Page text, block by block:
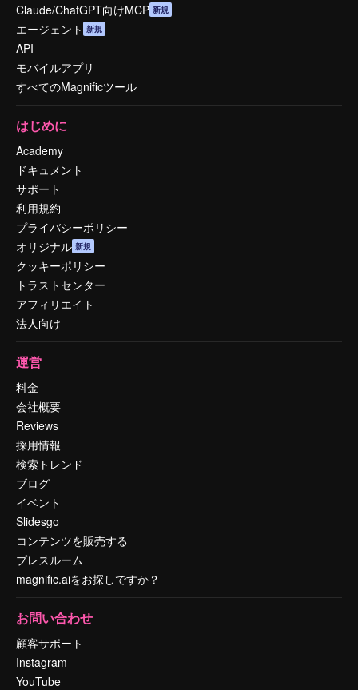
Claude/ChatGPT向けMCP 新規
エージェント 新規
API
モバイルアプリ
すべてのMagnificツール
はじめに
Academy
ドキュメント
サポート
利用規約
プライバシーポリシー
オリジナル 新規
クッキーポリシー
トラストセンター
アフィリエイト
法人向け
運営
料金
会社概要
Reviews
採用情報
検索トレンド
ブログ
イベント
Slidesgo
コンテンツを販売する
プレスルーム
magnific.aiをお探しですか？
お問い合わせ
顧客サポート
Instagram
YouTube